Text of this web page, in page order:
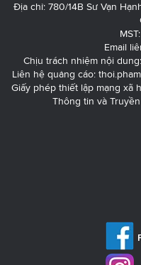
Địa chỉ: 780/14B Sư Vạn
Email
Chịu trách nhiệm nội
Liên hệ quảng cáo:
Giấy phép thiết lập mạng xã
Thông tin và